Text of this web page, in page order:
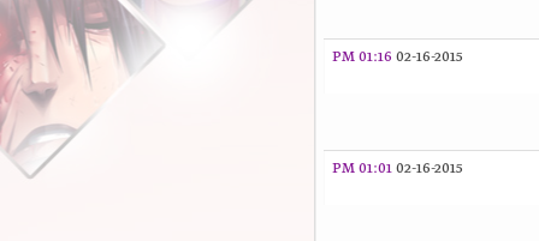
02-16-2015
01:16 PM
02-16-2015
01:01 PM